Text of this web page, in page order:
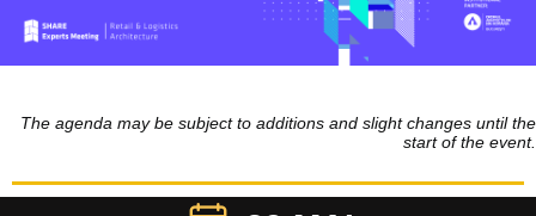
The agenda may be subject to additions and slight changes until the
start of the event.